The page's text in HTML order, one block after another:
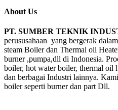
About Us
PT. SUMBER TEKNIK
perususahaan yang bergerak
steam Boiler dan Thermal oil
burner ,pumpa,dll di Indonesia.
boiler, hot water boiler, thermal oil
dan berbagai Industri lainnya.
boiler seperti burner dan part Dll.